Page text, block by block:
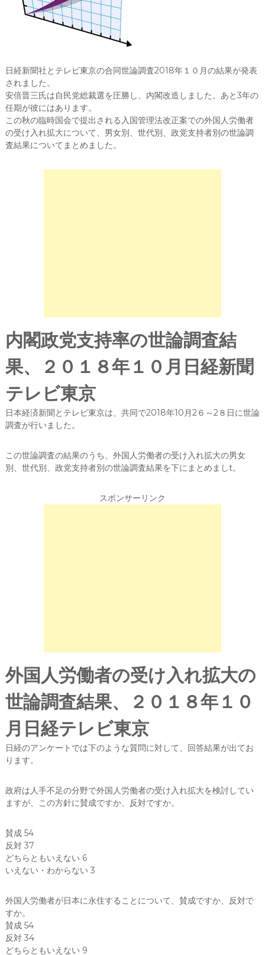
日経新聞社とテレビ東京の合同世論調査2018年１０月の結果が発表
されました。
安倍晋三氏は自民党総裁選を圧勝し、内閣改造しました。あと3年の
任期が彼にはあります。
この秋の臨時国会で提出される入国管理法改正案での外国人労働者
の受け入れ拡大について、男女別、世代別、政党支持者別の世論調
査結果についてまとめました。
内閣政党支持率の世論調査結
果、２０１８年１０月日経新聞
テレビ東京
日本経済新聞とテレビ東京は、共同で2018年10月2６～2８日に世論
調査が行いました。
この世論調査の結果のうち、外国人労働者の受け入れ拡大の男女
別、世代別、政党支持者別の世論調査結果を下にまとめましt。
スポンサーリンク
外国人労働者の受け入れ拡大の
世論調査結果、２０１８年１０
月日経テレビ東京
日経のアンケートでは下のような質問に対して、回答結果が出てお
ります。
政府は人手不足の分野で外国人労働者の受け入れ拡大を検討してい
ますが、この方針に賛成ですか、反対ですか。
賛成 54
反対 37
どちらともいえない 6
いえない・わからない 3
外国人労働者が日本に永住することについて、賛成ですか、反対で
すか。
賛成 54
反対 34
どちらともいえない 9